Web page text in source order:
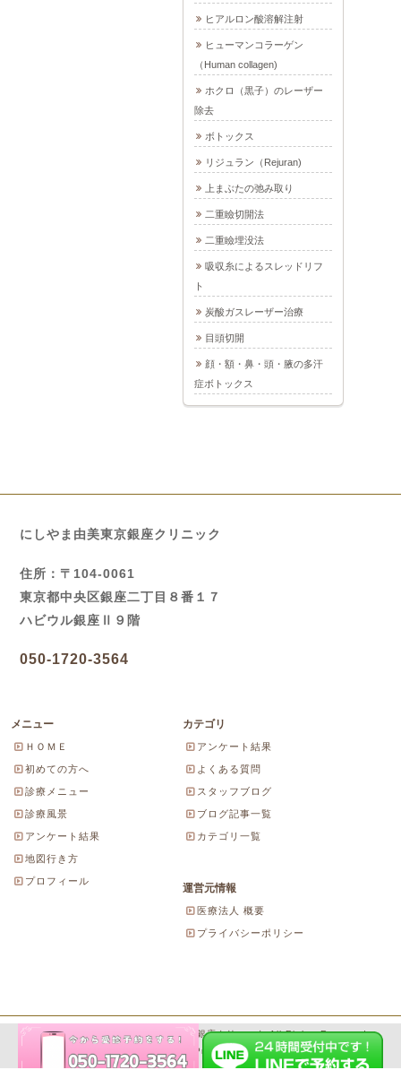
ヒアルロン酸溶解注射
ヒューマンコラーゲン
（Human collagen)
ホクロ（黒子）のレーザー
除去
ボトックス
リジュラン（Rejuran)
上まぶたの弛み取り
二重瞼切開法
二重瞼埋没法
吸収糸によるスレッドリフ
ト
炭酸ガスレーザー治療
目頭切開
顔・額・鼻・頭・腋の多汗
症ボトックス
にしやま由美東京銀座クリニック
住所：〒104-0061
東京都中央区銀座二丁目８番１７
ハビウル銀座Ⅱ９階
050-1720-3564
メニュー
ＨＯＭＥ
初めての方へ
診療メニュー
診療風景
アンケート結果
地図行き方
プロフィール
カテゴリ
アンケート結果
よくある質問
スタッフブログ
ブログ記事一覧
カテゴリ一覧
運営元情報
医療法人 概要
プライバシーポリシー
Copyright© 2026 にしやま由美東京銀座クリニック All Rights Reserved.
Powered by WordPress & SeitaiMeijin